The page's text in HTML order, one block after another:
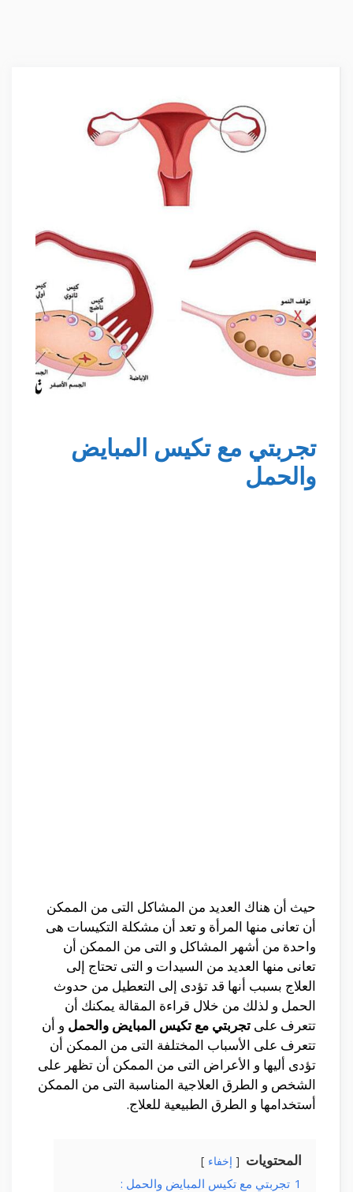
تجربتي مع تكيس المبايض
والحمل
حيث أن هناك العديد من المشاكل التى من الممكن
أن تعانى منها المرأة و تعد أن مشكلة التكيسات هى
واحدة من أشهر المشاكل و التى من الممكن أن
تعانى منها العديد من السيدات و التى تحتاج إلى
العلاج بسبب أنها قد تؤدى إلى التعطيل من حدوث
الحمل و لذلك من خلال قراءة المقالة يمكنك أن
تتعرف على تجربتي مع تكيس المبايض والحمل و أن
تتعرف على الأسباب المختلفة التى من الممكن أن
تؤدى أليها و الأعراض التى من الممكن أن تظهر على
الشخص و الطرق العلاجية المناسبة التى من الممكن
أستخدامها و الطرق الطبيعية للعلاج.
المحتويات إخفاء
1 تجربتي مع تكيس المبايض والحمل :